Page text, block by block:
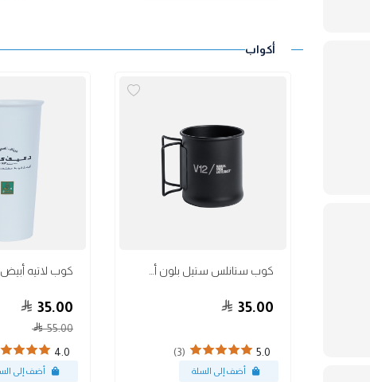
أكواب
35.00
5.0
(3)
كوب لاتيه أبيض 12 أونص
35.00
55.00
4.0